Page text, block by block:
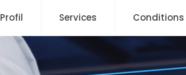
Profil Services Conditions